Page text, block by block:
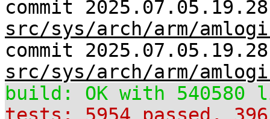
commit
src/sys/arch/arm/
commit
src/sys/arch/arm/
build: OK with 540580